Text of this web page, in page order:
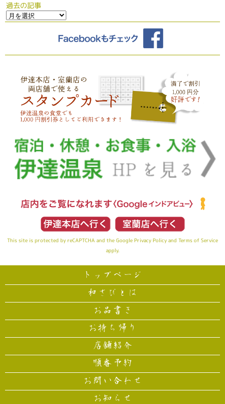
過去の記事
This site is protected by reCAPTCHA and the Google Privacy Policy and Terms of Service
apply.
トップページ
和さびとは
お品書き
お持ち帰り
店舗紹介
順番予約
お問い合わせ
お知らせ